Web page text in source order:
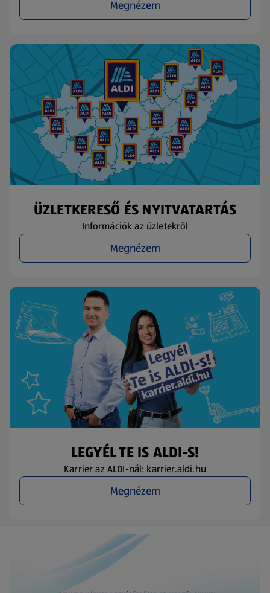
Megnézem
ÜZLETKERESŐ ÉS NYITVATARTÁS
Információk az üzletekről
Megnézem
LEGYÉL TE IS ALDI-S!
Karrier az ALDI-nál: karrier.aldi.hu
Megnézem